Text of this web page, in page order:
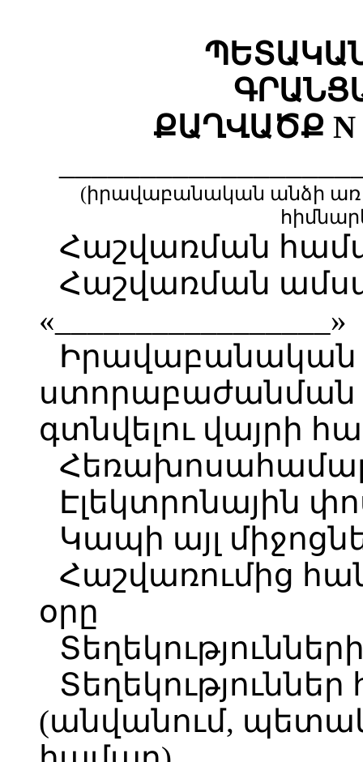
ՔԱՂՎԱԾՔ N
(իրավաբանական անձի
Հաշվառման
Հաշվառման
«_________________»
Իրավաբանական
ստորաբաժանման
գտնվելու վայրի
Էլեկտրոնային
Կապի այլ
Հաշվառումից
օրը
(անվանում,